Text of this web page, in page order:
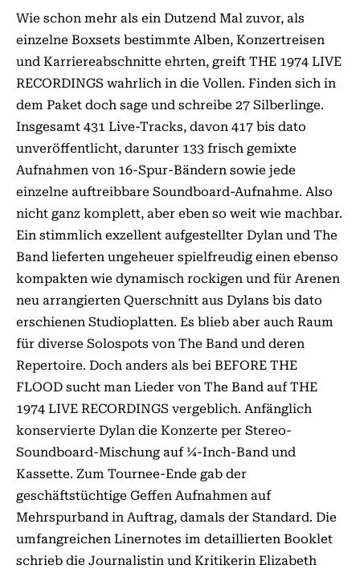
Wie schon mehr als ein Dutzend Mal zuvor, als
einzelne Boxsets bestimmte Alben, Konzertreisen
und Karriereabschnitte ehrten, greift THE 1974 LIVE
RECORDINGS wahrlich in die Vollen. Finden sich in
dem Paket doch sage und schreibe 27 Silberlinge.
Insgesamt 431 Live-Tracks, davon 417 bis dato
unveröffentlicht, darunter 133 frisch gemixte
Aufnahmen von 16-Spur-Bändern sowie jede
einzelne auftreibbare Soundboard-Aufnahme. Also
nicht ganz komplett, aber eben so weit wie machbar.
Ein stimmlich exzellent aufgestellter Dylan und The
Band lieferten ungeheuer spielfreudig einen ebenso
kompakten wie dynamisch rockigen und für Arenen
neu arrangierten Querschnitt aus Dylans bis dato
erschienen Studioplatten. Es blieb aber auch Raum
für diverse Solospots von The Band und deren
Repertoire. Doch anders als bei BEFORE THE
FLOOD sucht man Lieder von The Band auf THE
1974 LIVE RECORDINGS vergeblich. Anfänglich
konservierte Dylan die Konzerte per Stereo-
Soundboard-Mischung auf 1⁄4-Inch-Band und
Kassette. Zum Tournee-Ende gab der
geschäftstüchtige Geffen Aufnahmen auf
Mehrspurband in Auftrag, damals der Standard. Die
umfangreichen Linernotes im detaillierten Booklet
schrieb die Journalistin und Kritikerin Elizabeth